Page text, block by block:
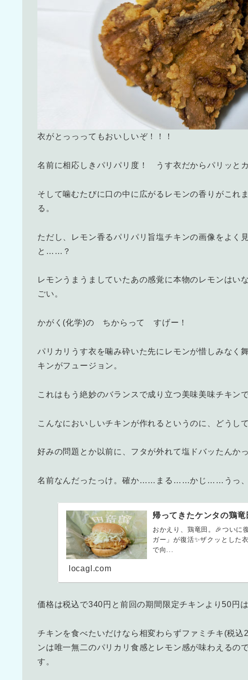
衣がとっっってもおいしいぞ！！！
名前に相応しきパリパリ度！ うす衣だからパリッと
そして噛むたびに口の中に広がるレモンの香りがこ
る。
ただし、レモン香るパリパリ旨塩チキンの画像をよく
と……？
レモンうまうましていたあの感覚に本物のレモンは
ごい。
かがく(化学)の ちからって すげー！
パリカリうす衣を噛み砕いた先にレモンが惜しみなく
キンがフュージョン。
これはもう絶妙のバランスで成り立つ美味美味チキンで
こんなにおいしいチキンが作れるというのに、どうし
好みの問題とか以前に、フタが外れて塩ドバッたんか
名前なんだったっけ。確か……まる……かじ……うっ
帰ってきたケンタの鶏
おかえり、鶏竜田。🎉ついに
ガー」が復活✨ザクッとした
で向...
locagl.com
価格は税込で340円と前回の期間限定チキンより50円
チキンを食べたいだけなら相変わらずファミチキ(税
ンは唯一無二のパリカリ食感とレモン感が味わえるの
す。